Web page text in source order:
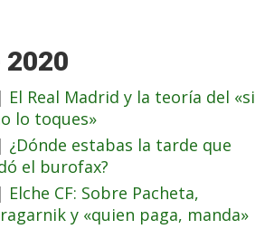
El Real Madrid y la teoría del «si
lo toques»
¿Dónde estabas la tarde que
el burofax?
Elche CF: Sobre Pacheta,
y «quien paga, manda»